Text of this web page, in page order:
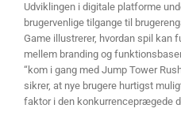
Udviklingen i digitale platforme
brugervenlige tilgange til
Game illustrerer, hvordan spil kan
mellem branding og
“kom i gang med Jump Tower
sikrer, at nye brugere hurtigst
faktor i den konkurrenceprægede